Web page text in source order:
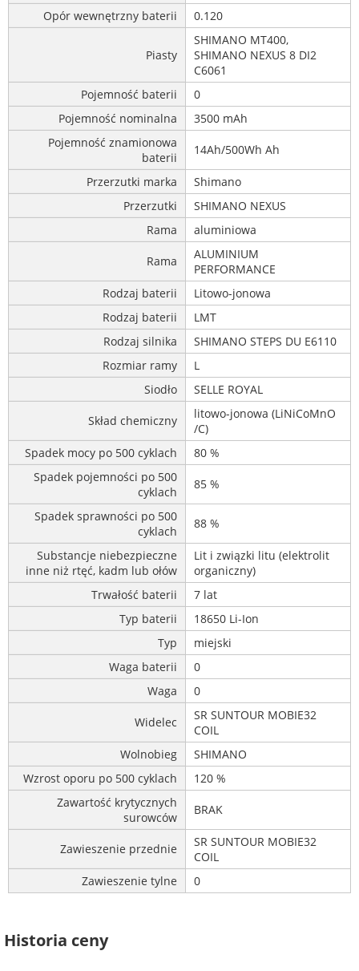
Opór wewnętrzny baterii 0.120
Piasty
SHIMANO MT400,
SHIMANO NEXUS 8 DI2
C6061
Pojemność baterii
0
Pojemność nominalna
3500 mAh
Pojemność znamionowa
baterii
14Ah/500Wh Ah
Przerzutki marka
Shimano
Przerzutki
SHIMANO NEXUS
Rama
aluminiowa
Rama
ALUMINIUM
PERFORMANCE
Rodzaj baterii
Litowo-jonowa
Rodzaj baterii
LMT
Rodzaj silnika
SHIMANO STEPS DU E6110
Rozmiar ramy
L
Siodło
SELLE ROYAL
Skład chemiczny
litowo-jonowa (LiNiCoMnO
/C)
Spadek mocy po 500 cyklach
80 %
Spadek pojemności po 500
cyklach
85 %
Spadek sprawności po 500
cyklach
88 %
Substancje niebezpieczne
inne niż rtęć, kadm lub ołów
Lit i związki litu (elektrolit
organiczny)
Trwałość baterii
7 lat
Typ baterii
18650 Li-Ion
Typ
miejski
Waga baterii
0
Waga
0
Widelec
SR SUNTOUR MOBIE32
COIL
Wolnobieg
SHIMANO
Wzrost oporu po 500 cyklach
120 %
Zawartość krytycznych
surowców
BRAK
Zawieszenie przednie
SR SUNTOUR MOBIE32
COIL
Zawieszenie tylne
0
Historia ceny